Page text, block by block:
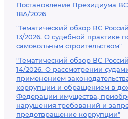
Постановление Президиума ВС
18А/2026
"Тематический обзор ВС
13/2026. О судебной практике
самовольным строительством"
"Тематический обзор ВС
14/2026. О рассмотрении
применением
коррупции и обращением в
Федерации имущества,
нарушения требований и
предотвращение коррупции"